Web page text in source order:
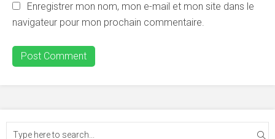
Enregistrer mon nom, mon e-mail et mon site dans le
navigateur pour mon prochain commentaire.